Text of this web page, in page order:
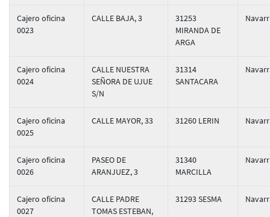
Cajero oficina
0023
CALLE BAJA, 3
31253
MIRANDA DE
ARGA
Cajero oficina
0024
CALLE NUESTRA
SEÑORA DE UJUE
S/N
31314
SANTACARA
Cajero oficina
0025
CALLE MAYOR, 33 31260 LERIN
Cajero oficina
0026
PASEO DE
ARANJUEZ, 3
31340
MARCILLA
Cajero oficina
0027
CALLE PADRE
TOMAS ESTEBAN,
31293 SESMA